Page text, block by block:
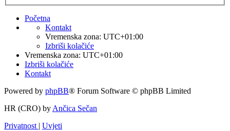
Početna
Kontakt
Vremenska zona: UTC+01:00
Izbriši kolačiće
Vremenska zona: UTC+01:00
Izbriši kolačiće
Kontakt
Powered by phpBB® Forum Software © phpBB Limited
HR (CRO) by Ančica Sečan
Privatnost | Uvjeti